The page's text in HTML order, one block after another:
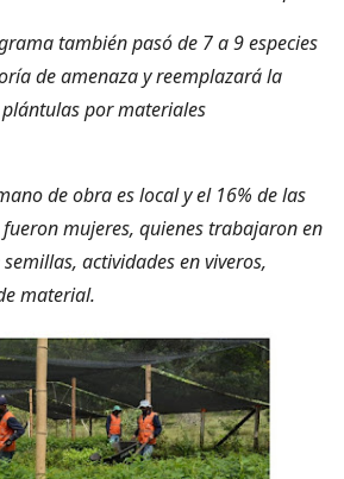
también pasó de 7 a 9 especies
de amenaza y reemplazará la
por materiales
de obra es local y el 16% de las
mujeres, quienes trabajaron en
actividades en viveros,
material.